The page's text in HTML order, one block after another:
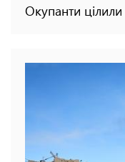
Окупанти